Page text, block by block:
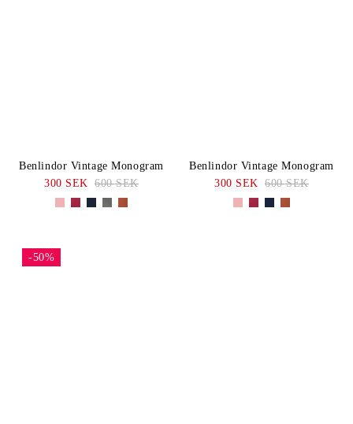
Benlindor Vintage Monogram
300 SEK 600 SEK
Benlindor Vintage Monogram
300 SEK 600 SEK
-50%